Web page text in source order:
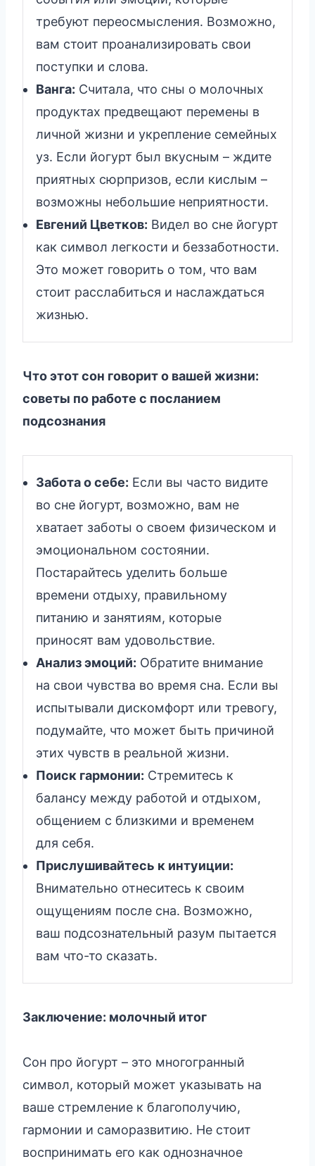
требуют переосмысления. Возможно,
вам стоит проанализировать свои
поступки и слова.
Ванга: Считала, что сны о молочных
продуктах предвещают перемены в
личной жизни и укрепление семейных
уз. Если йогурт был вкусным – ждите
приятных сюрпризов, если кислым –
возможны небольшие неприятности.
Евгений Цветков: Видел во сне йогурт
как символ легкости и беззаботности.
Это может говорить о том, что вам
стоит расслабиться и наслаждаться
жизнью.
Что этот сон говорит о вашей жизни:
советы по работе с посланием
подсознания
Забота о себе: Если вы часто видите
во сне йогурт, возможно, вам не
хватает заботы о своем физическом и
эмоциональном состоянии.
Постарайтесь уделить больше
времени отдыху, правильному
питанию и занятиям, которые
приносят вам удовольствие.
Анализ эмоций: Обратите внимание
на свои чувства во время сна. Если вы
испытывали дискомфорт или тревогу,
подумайте, что может быть причиной
этих чувств в реальной жизни.
Поиск гармонии: Стремитесь к
балансу между работой и отдыхом,
общением с близкими и временем
для себя.
Прислушивайтесь к интуиции:
Внимательно отнеситесь к своим
ощущениям после сна. Возможно,
ваш подсознательный разум пытается
вам что-то сказать.
Заключение: молочный итог
Сон про йогурт – это многогранный
символ, который может указывать на
ваше стремление к благополучию,
гармонии и саморазвитию. Не стоит
воспринимать его как однозначное